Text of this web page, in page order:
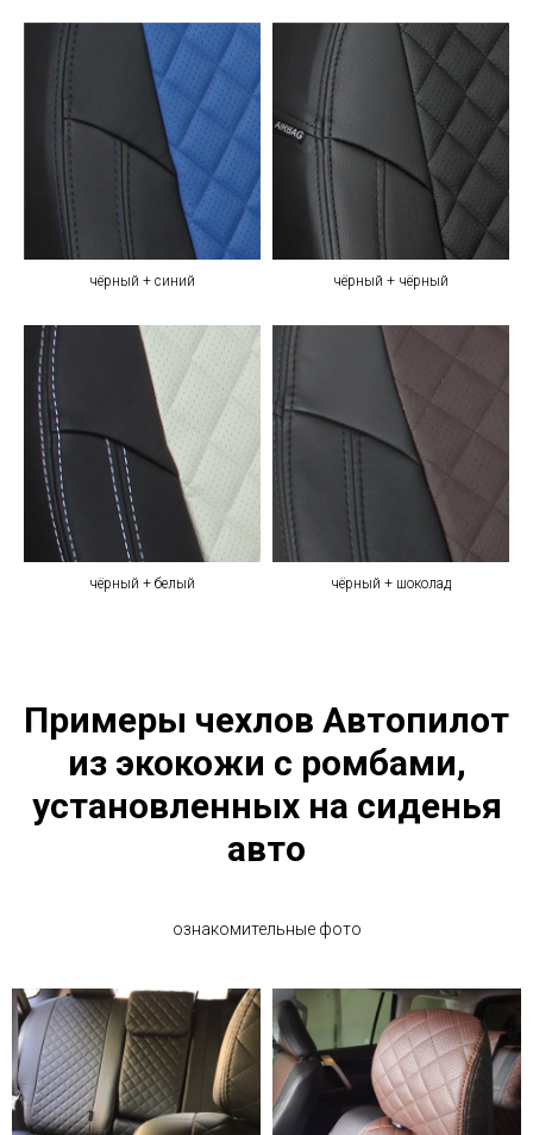
чёрный + синий чёрный + чёрный
чёрный + белый чёрный + шоколад
Примеры чехлов Автопилот
из экокожи с ромбами,
установленных на сиденья
авто
ознакомительные фото